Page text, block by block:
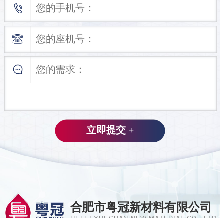
合肥市粤冠新材料有限公司